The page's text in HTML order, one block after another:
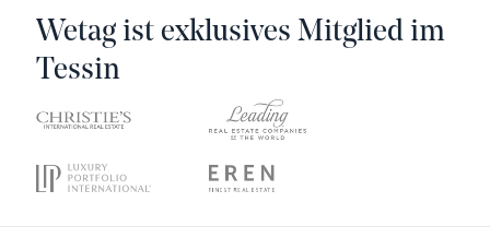
Wetag ist exklusives Mitglied im
Tessin